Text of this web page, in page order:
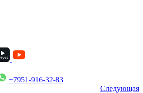
+7951-916-32-83
Следующая